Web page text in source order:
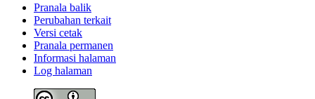
Pranala balik
Perubahan terkait
Versi cetak
Pranala permanen
Informasi halaman
Log halaman